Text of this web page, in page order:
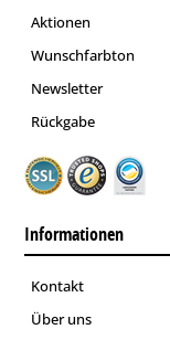
Aktionen
Wunschfarbton
Newsletter
Rückgabe
Informationen
Kontakt
Über uns